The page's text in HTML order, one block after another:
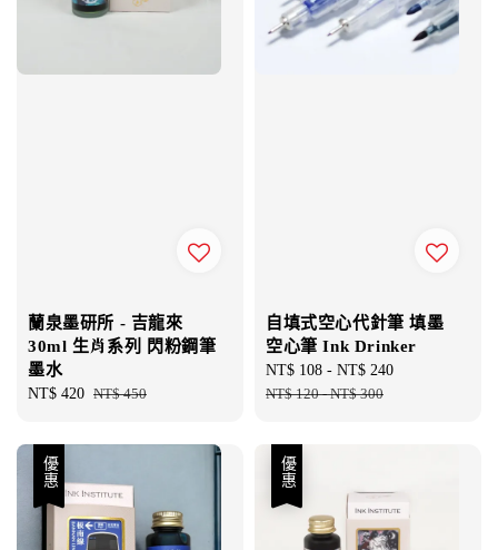
蘭泉墨研所 - 吉龍來
30ml 生肖系列 閃粉鋼筆
墨水
Sale
NT$ 420 Regular
NT$ 450
自填式空心代針筆 填墨
空心筆 Ink Drinker
Sale
price
NT$ 108 - NT$ 240
NT$ 120-NT$ 300
優惠 優惠